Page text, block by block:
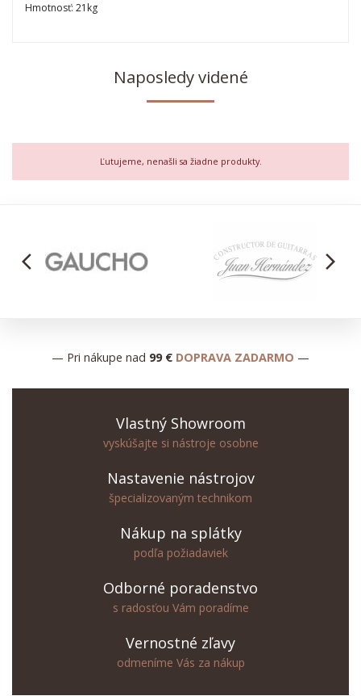
Hmotnosť: 21kg
Naposledy videné
Ľutujeme, nenašli sa žiadne produkty.
arrow_back_ios arrow_forward_ios
— Pri nákupe nad 99 € DOPRAVA ZADARMO —
Vlastný Showroom
vyskúšajte si nástroje osobne
Nastavenie nástrojov
špecializovaným technikom
Nákup na splátky
podľa požiadaviek
Odborné poradenstvo
s radosťou Vám poradíme
Vernostné zľavy
odmeníme Vás za nákup